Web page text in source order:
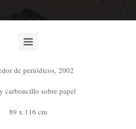
de periódicos, 2002
carboncillo sobre papel
89 x 116 cm